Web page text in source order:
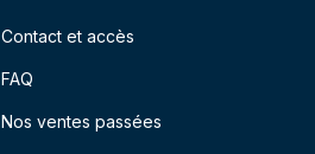
Contact et accès
FAQ
Nos ventes passées